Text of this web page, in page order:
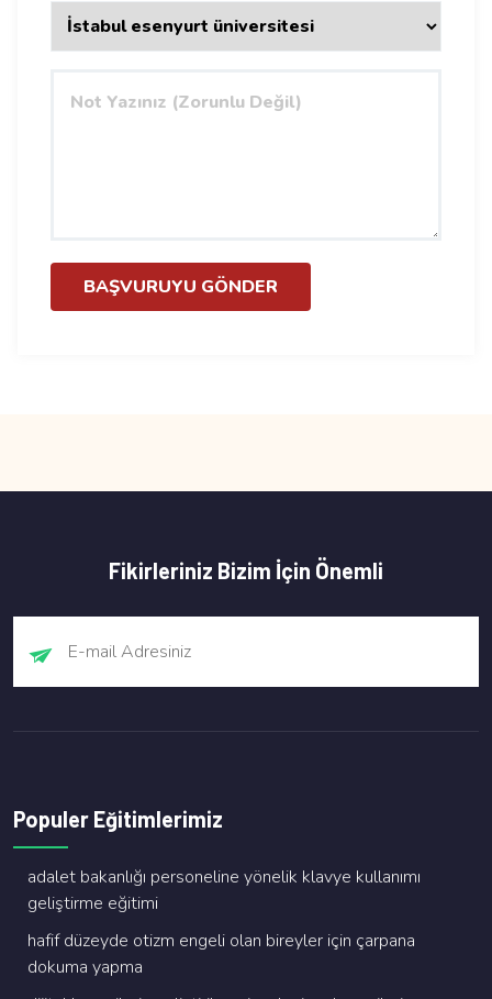
BAŞVURUYU GÖNDER
Fikirleriniz Bizim İçin Önemli
Populer Eğitimlerimiz
adalet bakanliği personeli̇ne yöneli̇k klavye kullanimi
geli̇şti̇rme eği̇ti̇mi̇
hafi̇f düzeyde oti̇zm engeli̇ olan bi̇reyler i̇çi̇n çarpana
dokuma yapma